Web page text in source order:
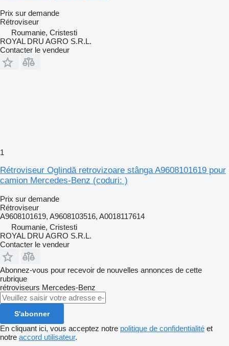
Prix sur demande
Rétroviseur
Roumanie, Cristesti
ROYAL DRU AGRO S.R.L.
Contacter le vendeur
1
Rétroviseur Oglindă retrovizoare stânga A9608101619 pour
camion Mercedes-Benz (coduri: )
Prix sur demande
Rétroviseur
A9608101619, A9608103516, A0018117614
Roumanie, Cristesti
ROYAL DRU AGRO S.R.L.
Contacter le vendeur
Abonnez-vous pour recevoir de nouvelles annonces de cette
rubrique
rétroviseurs Mercedes-Benz
S'abonner
En cliquant ici, vous acceptez notre politique de confidentialité et
notre accord utilisateur.